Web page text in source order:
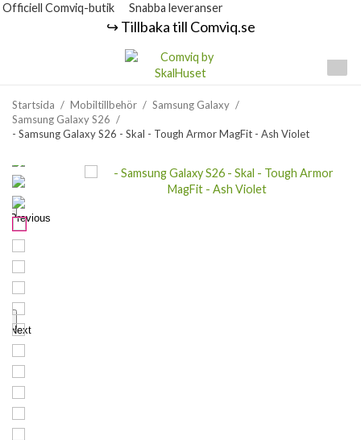
Officiell Comviq-butik Snabba leveranser
↪️ Tillbaka till Comviq.se
Startsida / Mobiltillbehör / Samsung Galaxy /
Samsung Galaxy S26 /
- Samsung Galaxy S26 - Skal - Tough Armor MagFit - Ash Violet
Previous
Next